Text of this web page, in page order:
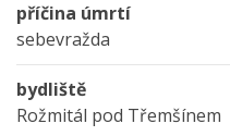
příčina úmrtí
sebevražda
bydliště
Rožmitál pod Třemšínem